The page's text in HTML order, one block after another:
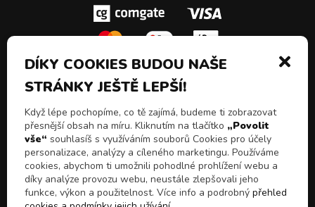
SLEDUJ NÁS!
DÍKY COOKIES BUDOU NAŠE
STRÁNKY JEŠTĚ LEPŠÍ!
Když lépe pochopíme, co tě zajímá, budeme ti zobrazovat
přesnější obsah na míru. Kliknutím na tlačítko „Povolit
vše“ souhlasíš s využíváním souborů Cookies pro účely
personalizace, analýzy a cíleného marketingu. Používáme
cookies, abychom ti umožnili pohodlné prohlížení webu a
díky analýze provozu webu, neustále zlepšovali jeho
funkce, výkon a použitelnost. Více info a podrobný přehled